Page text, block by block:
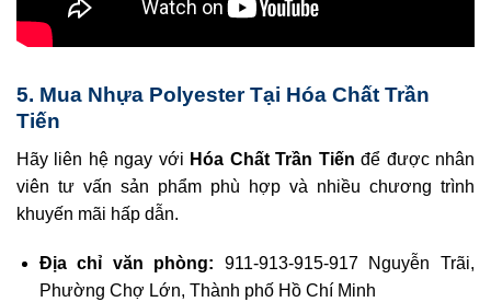
5. Mua Nhựa Polyester Tại Hóa Chất Trần
Tiến
Hãy liên hệ ngay với Hóa Chất Trần Tiến để được nhân
viên tư vấn sản phẩm phù hợp và nhiều chương trình
khuyến mãi hấp dẫn.
Địa chỉ văn phòng: 911-913-915-917 Nguyễn Trãi,
Phường Chợ Lớn, Thành phố Hồ Chí Minh